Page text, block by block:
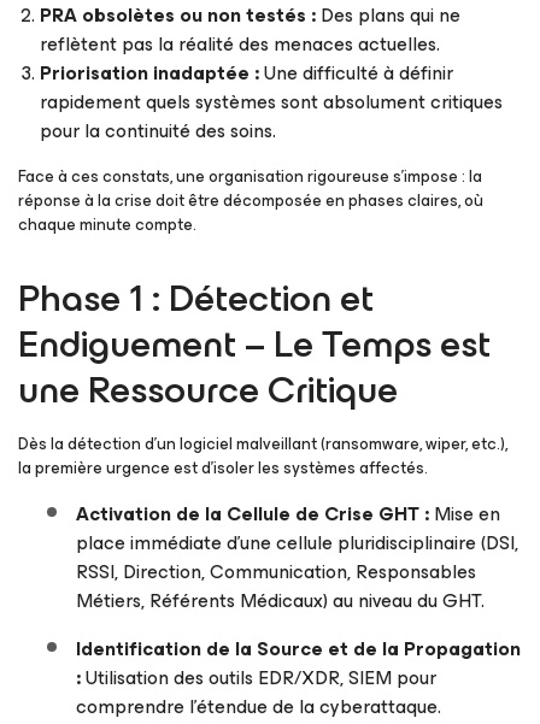
PRAobsolètes ou non testés :Des plans qui ne
reflètent pas la réalité des menaces actuelles.
Priorisation inadaptée :Une difficulté à définir
rapidement quels systèmes sont absolument critiques
pour la continuité des soins.
Face à ces constats, une organisation rigoureuse s’impose : la
réponse à la crise doit être décomposée en phases claires, où
chaque minute compte.
Phase 1 : Détection et
Endiguement – Le Temps est
une Ressource Critique
Dès la détection d’un logiciel malveillant (ransomware, wiper, etc.),
la première urgence est d’isoler les systèmes affectés.
Activation de la Cellule de Crise GHT:Mise en
place immédiate d’une cellule pluridisciplinaire (DSI,
RSSI, Direction, Communication, Responsables
Métiers, Référents Médicaux) au niveau du GHT.
Identification de la Source et de la Propagation
:Utilisation des outils EDR/XDR, SIEM pour
comprendre l’étendue de la cyberattaque.